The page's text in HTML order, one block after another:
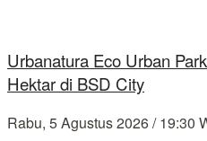
Urbanatura Eco Urban
Hektar di BSD City
Rabu, 5 Agustus 2026 / 19:30